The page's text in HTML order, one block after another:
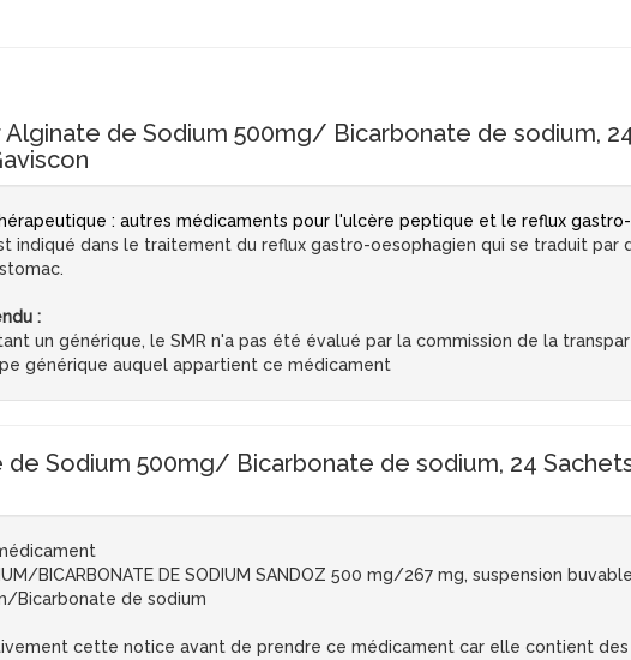
de Sodium 500mg/ Bicarbonate de sodium,
: autres médicaments pour l'ulcère peptique et le reflux gastro-
indiqué dans le traitement du reflux gastro-oesophagien qui se traduit par
:
un générique, le SMR n'a pas été évalué par la commission de la
générique auquel appartient ce médicament
Sodium 500mg/ Bicarbonate de sodium, 24
BICARBONATE DE SODIUM SANDOZ 500 mg/267 mg, suspension
Bicarbonate de sodium
cette notice avant de prendre ce médicament car elle contient